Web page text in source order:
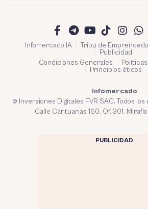
Infomercado IA Tribu de
Publicidad
Condiciones Generales
Principios éticos
Infomercado
© Inversiones Digitales FVR SAC. Todos
Calle Cantuarias 160. Of. 301.
PUBLICIDAD